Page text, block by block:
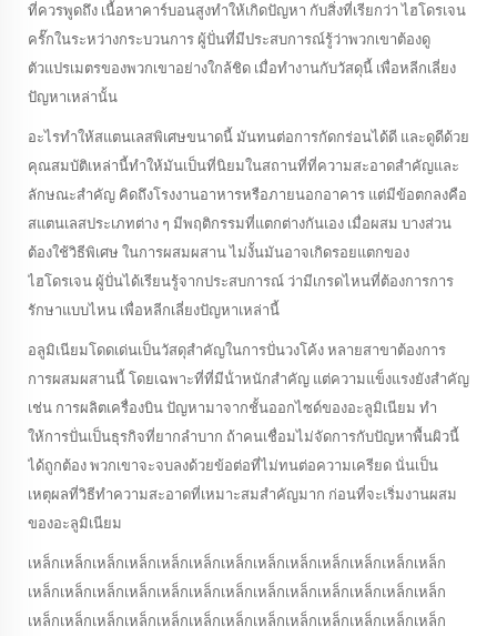
ที่ควรพูดถึง เนื้อหาคาร์บอนสูงทําให้เกิดปัญหา กับสิ่งที่เรียกว่า ไฮโดรเจน
ครั๊กในระหว่างกระบวนการ ผู้ปั่นที่มีประสบการณ์รู้ว่าพวกเขาต้องดู
ตัวแปรเมตรของพวกเขาอย่างใกล้ชิด เมื่อทํางานกับวัสดุนี้ เพื่อหลีกเลี่ยง
ปัญหาเหล่านั้น
อะไรทําให้สแตนเลสพิเศษขนาดนี้ มันทนต่อการกัดกร่อนได้ดี และดูดีด้วย
คุณสมบัติเหล่านี้ทําให้มันเป็นที่นิยมในสถานที่ที่ความสะอาดสําคัญและ
ลักษณะสําคัญ คิดถึงโรงงานอาหารหรือภายนอกอาคาร แต่มีข้อตกลงคือ
สแตนเลสประเภทต่าง ๆ มีพฤติกรรมที่แตกต่างกันเอง เมื่อผสม บางส่วน
ต้องใช้วิธีพิเศษ ในการผสมผสาน ไม่งั้นมันอาจเกิดรอยแตกของ
ไฮโดรเจน ผู้ปั่นได้เรียนรู้จากประสบการณ์ ว่ามีเกรดไหนที่ต้องการการ
รักษาแบบไหน เพื่อหลีกเลี่ยงปัญหาเหล่านี้
อลูมิเนียมโดดเด่นเป็นวัสดุสําคัญในการปั่นวงโค้ง หลายสาขาต้องการ
การผสมผสานนี้ โดยเฉพาะที่ที่มีน้ําหนักสําคัญ แต่ความแข็งแรงยังสําคัญ
เช่น การผลิตเครื่องบิน ปัญหามาจากชั้นออกไซด์ของอะลูมิเนียม ทํา
ให้การปั่นเป็นธุรกิจที่ยากลําบาก ถ้าคนเชื่อมไม่จัดการกับปัญหาพื้นผิวนี้
ได้ถูกต้อง พวกเขาจะจบลงด้วยข้อต่อที่ไม่ทนต่อความเครียด นั่นเป็น
เหตุผลที่วิธีทําความสะอาดที่เหมาะสมสําคัญมาก ก่อนที่จะเริ่มงานผสม
ของอะลูมิเนียม
เหล็กเหล็กเหล็กเหล็กเหล็กเหล็กเหล็กเหล็กเหล็กเหล็กเหล็กเหล็กเหล็ก
เหล็กเหล็กเหล็กเหล็กเหล็กเหล็กเหล็กเหล็กเหล็กเหล็กเหล็กเหล็กเหล็ก
เหล็กเหล็กเหล็กเหล็กเหล็กเหล็กเหล็กเหล็กเหล็กเหล็กเหล็กเหล็กเหล็ก